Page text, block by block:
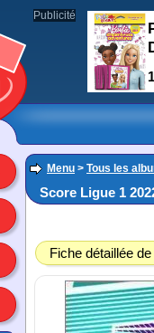
Menu > Tous les
Score Ligue 1
Fiche détaillée
Publicité